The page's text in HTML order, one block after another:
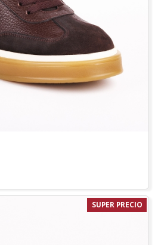
SUPER PRECIO